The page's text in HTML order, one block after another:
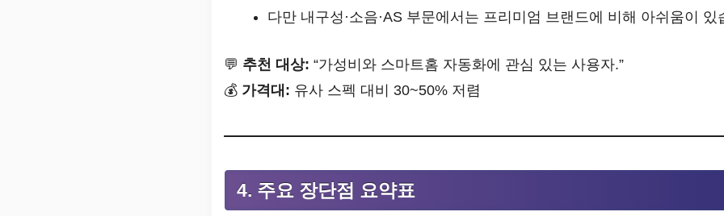
다만 내구성·소음·AS 부문에서는 프리미엄 브랜드에 비해 아쉬움이 있
💬 추천 대상: “가성비와 스마트홈 자동화에 관심 있는 사용자.”
💰 가격대: 유사 스펙 대비 30~50% 저렴
4. 주요 장단점 요약표